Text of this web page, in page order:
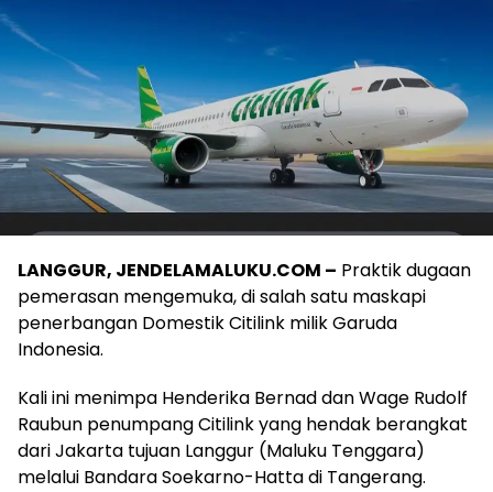
LANGGUR, JENDELAMALUKU.COM – Praktik dugaan
pemerasan mengemuka, di salah satu maskapi
penerbangan Domestik Citilink milik Garuda
Indonesia.
Kali ini menimpa Henderika Bernad dan Wage Rudolf
Raubun penumpang Citilink yang hendak berangkat
dari Jakarta tujuan Langgur (Maluku Tenggara)
melalui Bandara Soekarno-Hatta di Tangerang.